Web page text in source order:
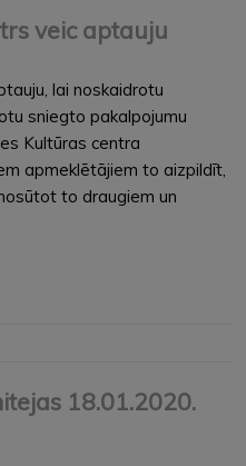
veic aptauju
lai noskaidrotu
sniegto pakalpojumu
Kultūras centra
apmeklētājiem to aizpildīt,
to draugiem un
18.01.2020.